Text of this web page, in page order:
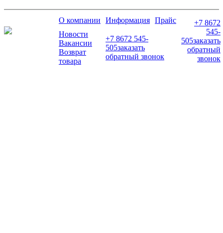
О компании Информация Прайс
Новости
Вакансии
Возврат
товара
+7 8672 545-
505заказать
обратный звонок
+7 8672
545-
505заказать
обратный
звонок